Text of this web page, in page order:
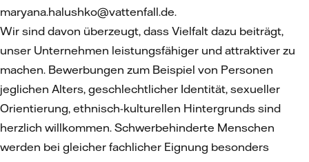
maryana.halushko@vattenfall.de.
Wir sind davon überzeugt, dass Vielfalt dazu beiträgt,
unser Unternehmen leistungsfähiger und attraktiver zu
machen. Bewerbungen zum Beispiel von Personen
jeglichen Alters, geschlechtlicher Identität, sexueller
Orientierung, ethnisch-kulturellen Hintergrunds sind
herzlich willkommen. Schwerbehinderte Menschen
werden bei gleicher fachlicher Eignung besonders